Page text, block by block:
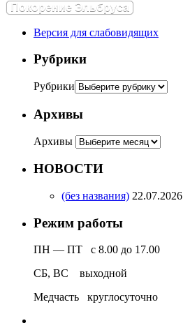
Покорение Эльбруса
Версия для слабовидящих
Рубрики
Рубрики
Архивы
Архивы
НОВОСТИ
(без названия) 22.07.2026
Режим работы
ПН — ПТ с 8.00 до 17.00
СБ, ВС выходной
Медчасть круглосуточно